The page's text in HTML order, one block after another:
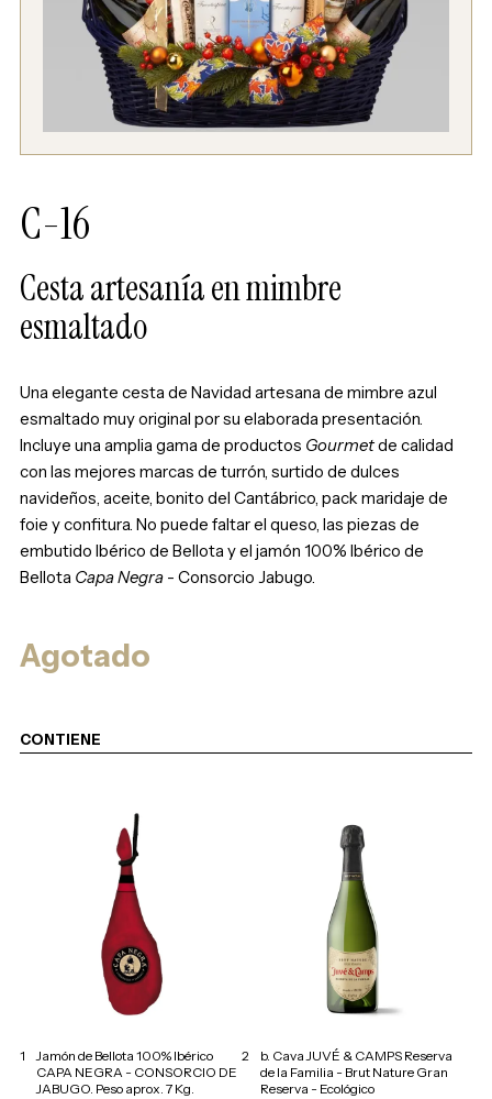
C-16
Cesta artesanía en mimbre
esmaltado
Una elegante cesta de Navidad artesana de mimbre azul
esmaltado muy original por su elaborada presentación.
Incluye una amplia gama de productos Gourmetde calidad
con las mejores marcas de turrón, surtido de dulces
navideños, aceite, bonito del Cantábrico, pack maridaje de
foie y confitura. No puede faltar el queso, las piezas de
embutido Ibérico de Bellota y el jamón 100% Ibérico de
Bellota Capa Negra- Consorcio Jabugo.
Agotado
CONTIENE
1
Jamón de Bellota 100% Ibérico
CAPA NEGRA - CONSORCIO DE
JABUGO. Peso aprox. 7 Kg.
2
b. Cava JUVÉ & CAMPS Reserva
de la Familia - Brut Nature Gran
Reserva - Ecológico